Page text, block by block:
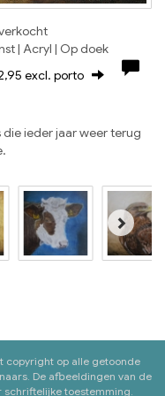
| Acryl | Op doek
excl. porto
ieder jaar weer terug
copyright op alle getoonde
De afbeeldingen van de
toestemming.